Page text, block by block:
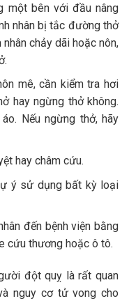
một bên với đầu nâng
nhân bị tắc đường thở
chảy dãi hoặc nôn,
mê, cần kiểm tra hơi
hay ngừng thở không.
Nếu ngừng thở, hãy
hay châm cứu.
ý sử dụng bất kỳ loại
đến bệnh viện bằng
cứu thương hoặc ô tô.
đột quỵ là rất quan
nguy cơ tử vong cho